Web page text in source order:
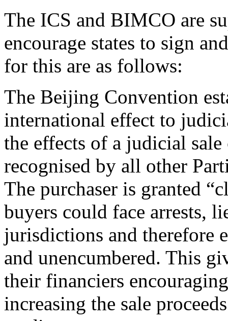
The ICS and BIMCO are
encourage states to sign
for this are as follows:
The Beijing Convention
international effect to
the effects of a judicial
recognised by all other
The purchaser is granted
buyers could face arrests,
jurisdictions and therefore
and unencumbered. This
their financiers
increasing the sale